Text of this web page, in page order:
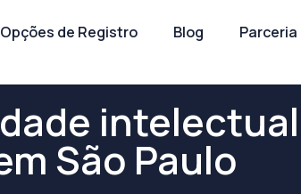
Opções de Registro Blog Parceria
São Paulo